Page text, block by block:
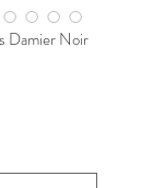
Damier Noir